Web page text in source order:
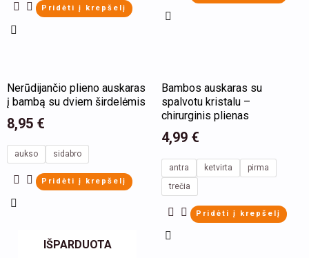
Pridėti į krepšelį
Nerūdijančio plieno auskaras
į bambą su dviem širdelėmis
8,95 €
aukso sidabro
Pridėti į krepšelį
product
has
variants.
The
options
chosen
Bambos auskaras su
spalvotu kristalu –
chirurginis plienas
4,99 €
antra ketvirta
pirma
trečia
Pridėti į krepšelį
product
has
multiple
The
options
may
IŠPARDUOTA